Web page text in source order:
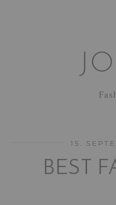
15.
BEST